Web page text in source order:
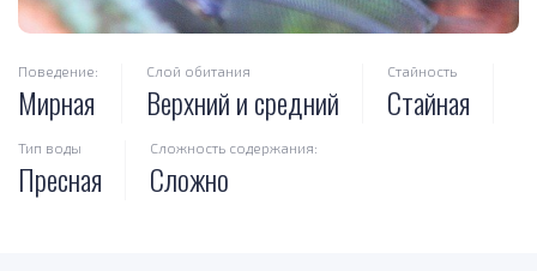
Поведение:
Мирная
Слой обитания
Верхний и средний
Стайность
Стайная
Тип воды
Пресная
Сложность содержания:
Сложно